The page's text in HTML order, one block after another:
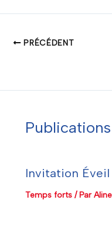
PRÉCÉDENT
Invitation Éveil
Temps forts/ Par